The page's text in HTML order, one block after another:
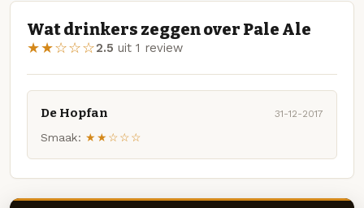
Wat drinkers zeggen over Pale Ale
★★☆☆☆2.5 uit 1 review
De Hopfan 31-12-2017
Smaak: ★★☆☆☆